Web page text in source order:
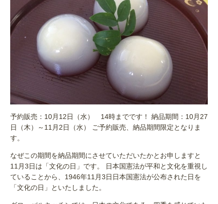
予約販売：10月12日（水） 14時までです！ 納品期間：10月27
日（木）～11月2日（水） ご予約販売、納品期間限定となりま
す。
なぜこの期間を納品期間にさせていただいたかとお申しますと
11月3日は「文化の日」です。 日本国憲法が平和と文化を重視し
ていることから、1946年11月3日日本国憲法が公布された日を
「文化の日」といたしました。